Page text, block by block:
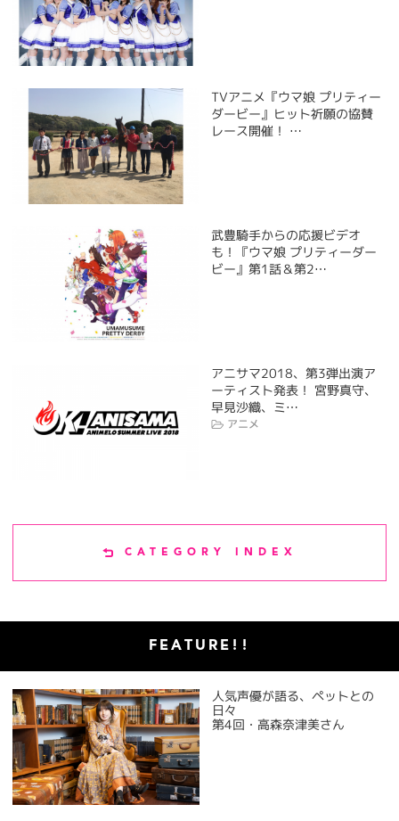
TVアニメ『ウマ娘 プリティー
ダービー』ヒット祈願の協賛
レース開催！ …
武豊騎手からの応援ビデオ
も！『ウマ娘 プリティーダー
ビー』第1話＆第2…
アニサマ2018、第3弾出演ア
ーティスト発表！ 宮野真守、
早見沙織、ミ…
アニメ
CATEGORY INDEX
FEATURE!!
人気声優が語る、ペットとの
日々
第4回・高森奈津美さん